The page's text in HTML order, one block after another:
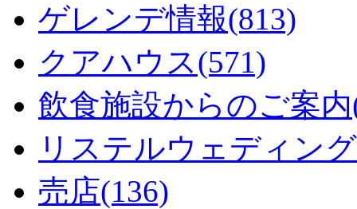
ゲレンデ情報(813)
クアハウス(571)
飲食施設からのご案内
リステルウェディン
売店(136)